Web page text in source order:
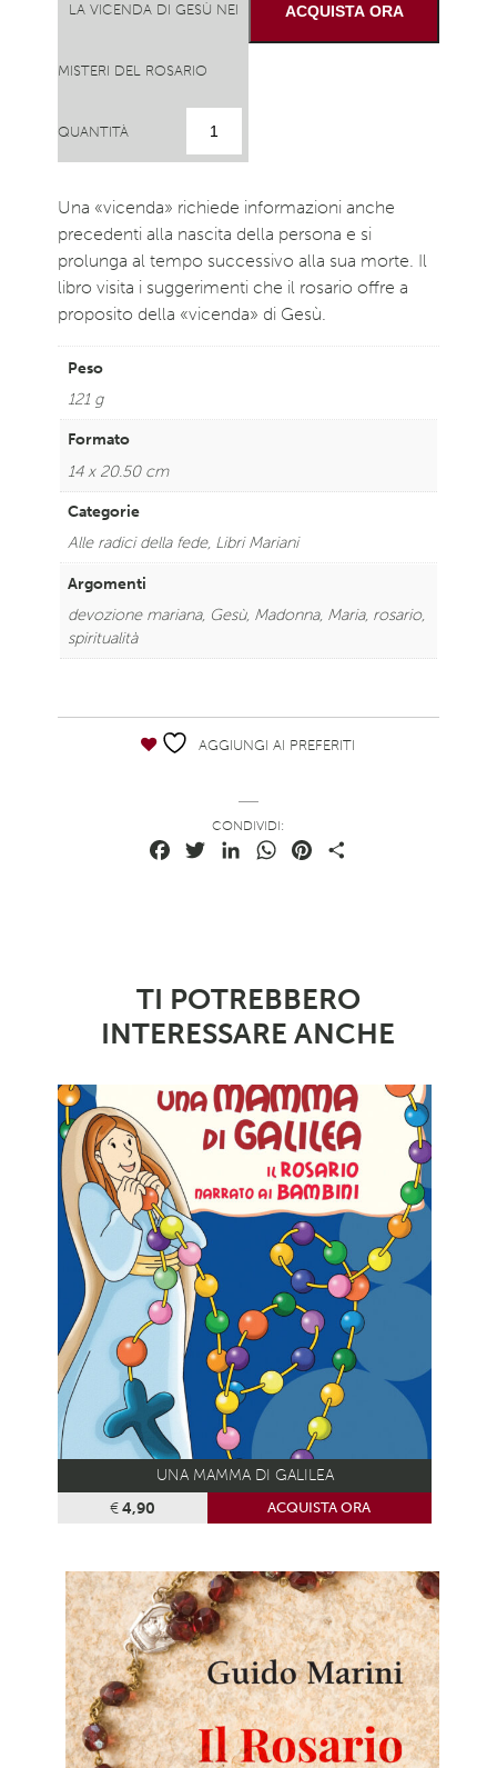
LA VICENDA DI GESÙ NEI
MISTERI DEL ROSARIO
QUANTITÀ
ACQUISTA ORA
Una «vicenda» richiede informazioni anche
precedenti alla nascita della persona e si
prolunga al tempo successivo alla sua morte. Il
libro visita i suggerimenti che il rosario offre a
proposito della «vicenda» di Gesù.
Peso
121 g
Formato
14 x 20.50 cm
Categorie
Alle radici della fede, Libri Mariani
Argomenti
devozione mariana, Gesù, Madonna, Maria, rosario,
spiritualità
AGGIUNGI AI PREFERITI
CONDIVIDI:
FacebookTwitterLinkedInWhatsAppPinterest
TI POTREBBERO
INTERESSARE ANCHE
UNA MAMMA DI GALILEA
€4,90 ACQUISTA ORA